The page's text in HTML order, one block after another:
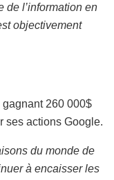
de l’information en
objectivement
260 000$
ses actions Google.
du monde de
à encaisser les